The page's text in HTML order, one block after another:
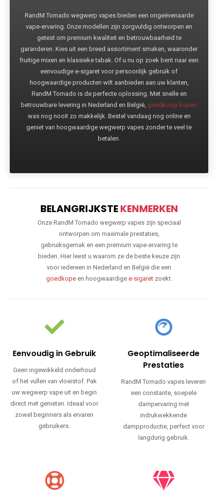
RandM Tornado wegwerp vapes bieden een ongeëvenaarde
vape-ervaring. Onze modellen zijn zorgvuldig ontworpen en
getest om premium kwaliteit en betrouwbaarheid te
garanderen. Kies uit een breed assortiment smaken, waaronder
fruitige mixen en klassieke tabak. Of u nu op zoek bent naar een
eenvoudige e-sigaret voor persoonlijk gebruik of
hoogwaardige producten wilt aanbieden aan uw klanten,
RandM Tornado is de perfecte oplossing. Met snelle en
betrouwbare levering in Nederland en België, goedkoop kopen
was nog nooit zo makkelijk. Bestel vandaag nog online en
geniet van hoogwaardige wegwerp vapes zonder te veel te
betalen.
BELANGRIJKSTEKENMERKEN
Onze RandM Tornado wegwerp vapes zijn speciaal
ontworpen om maximale prestaties,
gebruiksgemak en een premium vape-ervaring te
bieden. Hier leest u waarom ze de beste keuze zijn
voor iedereen in Nederland en België die een
goedkopeen hoogwaardige e-sigaretzoekt.
Eenvoudig in Gebruik
Geen ingewikkeld onderhoud
of het vullen van vloeistof. Pak
uw wegwerp vape uit en begin
direct met genieten. Ideaal voor
zowel beginners als ervaren
gebruikers.
Geoptimaliseerde
Prestaties
RandM Tornado vapes leveren
een constante, soepele
dampervaring met
indrukwekkende
dampproductie, perfect voor
langdurig gebruik.